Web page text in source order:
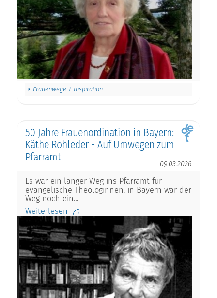
Frauenwege / Inspiration
50 Jahre Frauenordination in Bayern:
Käthe Rohleder - Auf Umwegen zum
Pfarramt
09.03.2026
Es war ein langer Weg ins Pfarramt für
evangelische Theologinnen, in Bayern war der
Weg noch ein…
Weiterlesen